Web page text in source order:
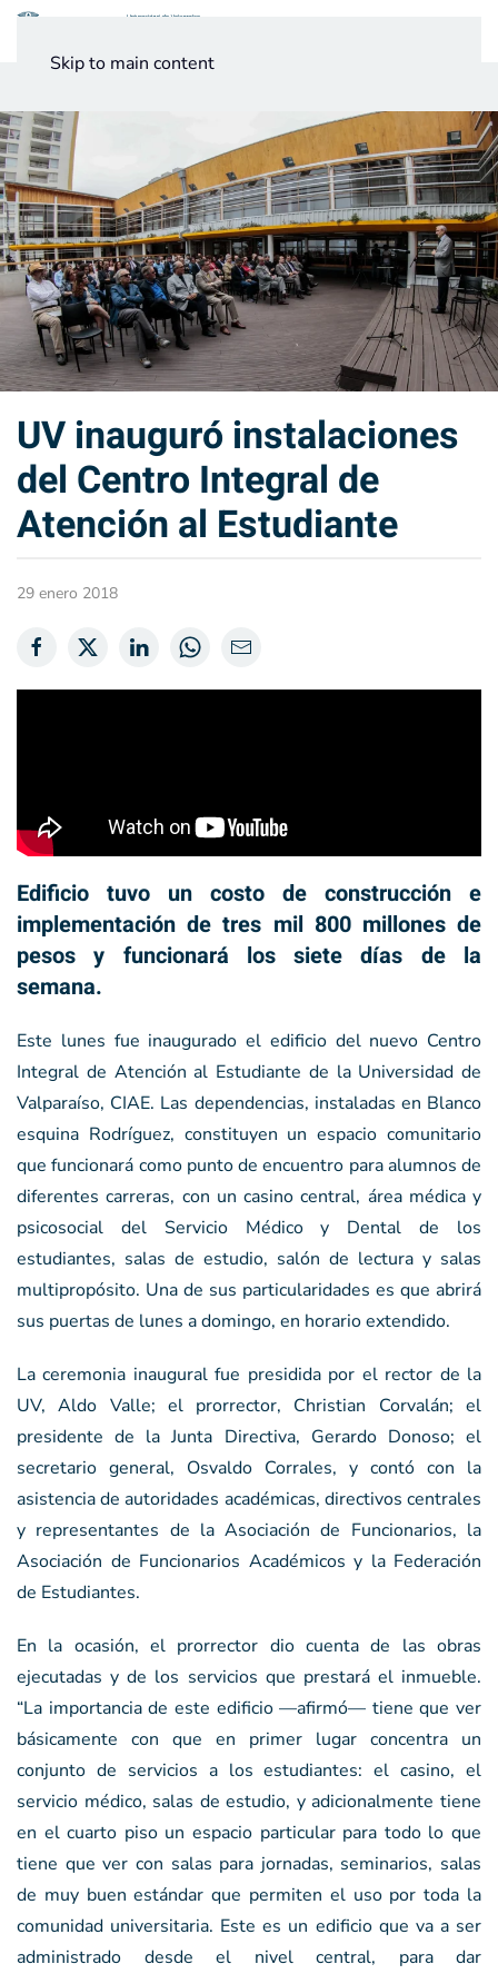
Skip to main content
UV inauguró instalaciones
del Centro Integral de
Atención al Estudiante
29 enero 2018
Edificio tuvo un costo de construcción e
implementación de tres mil 800 millones de
pesos y funcionará los siete días de la
semana.
Este lunes fue inaugurado el edificio del nuevo Centro
Integral de Atención al Estudiante de la Universidad de
Valparaíso, CIAE. Las dependencias, instaladas en Blanco
esquina Rodríguez, constituyen un espacio comunitario
que funcionará como punto de encuentro para alumnos de
diferentes carreras, con un casino central, área médica y
psicosocial del Servicio Médico y Dental de los
estudiantes, salas de estudio, salón de lectura y salas
multipropósito. Una de sus particularidades es que abrirá
sus puertas de lunes a domingo, en horario extendido.
La ceremonia inaugural fue presidida por el rector de la
UV, Aldo Valle; el prorrector, Christian Corvalán; el
presidente de la Junta Directiva, Gerardo Donoso; el
secretario general, Osvaldo Corrales, y contó con la
asistencia de autoridades académicas, directivos centrales
y representantes de la Asociación de Funcionarios, la
Asociación de Funcionarios Académicos y la Federación
de Estudiantes.
En la ocasión, el prorrector dio cuenta de las obras
ejecutadas y de los servicios que prestará el inmueble.
“La importancia de este edificio —afirmó— tiene que ver
básicamente con que en primer lugar concentra un
conjunto de servicios a los estudiantes: el casino, el
servicio médico, salas de estudio, y adicionalmente tiene
en el cuarto piso un espacio particular para todo lo que
tiene que ver con salas para jornadas, seminarios, salas
de muy buen estándar que permiten el uso por toda la
comunidad universitaria. Este es un edificio que va a ser
administrado desde el nivel central, para dar